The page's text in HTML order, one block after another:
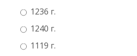
1236 г.
1240 г.
1119 г.